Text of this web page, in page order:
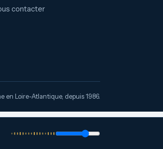
contacter
en Loire-Atlantique, depuis 1986.